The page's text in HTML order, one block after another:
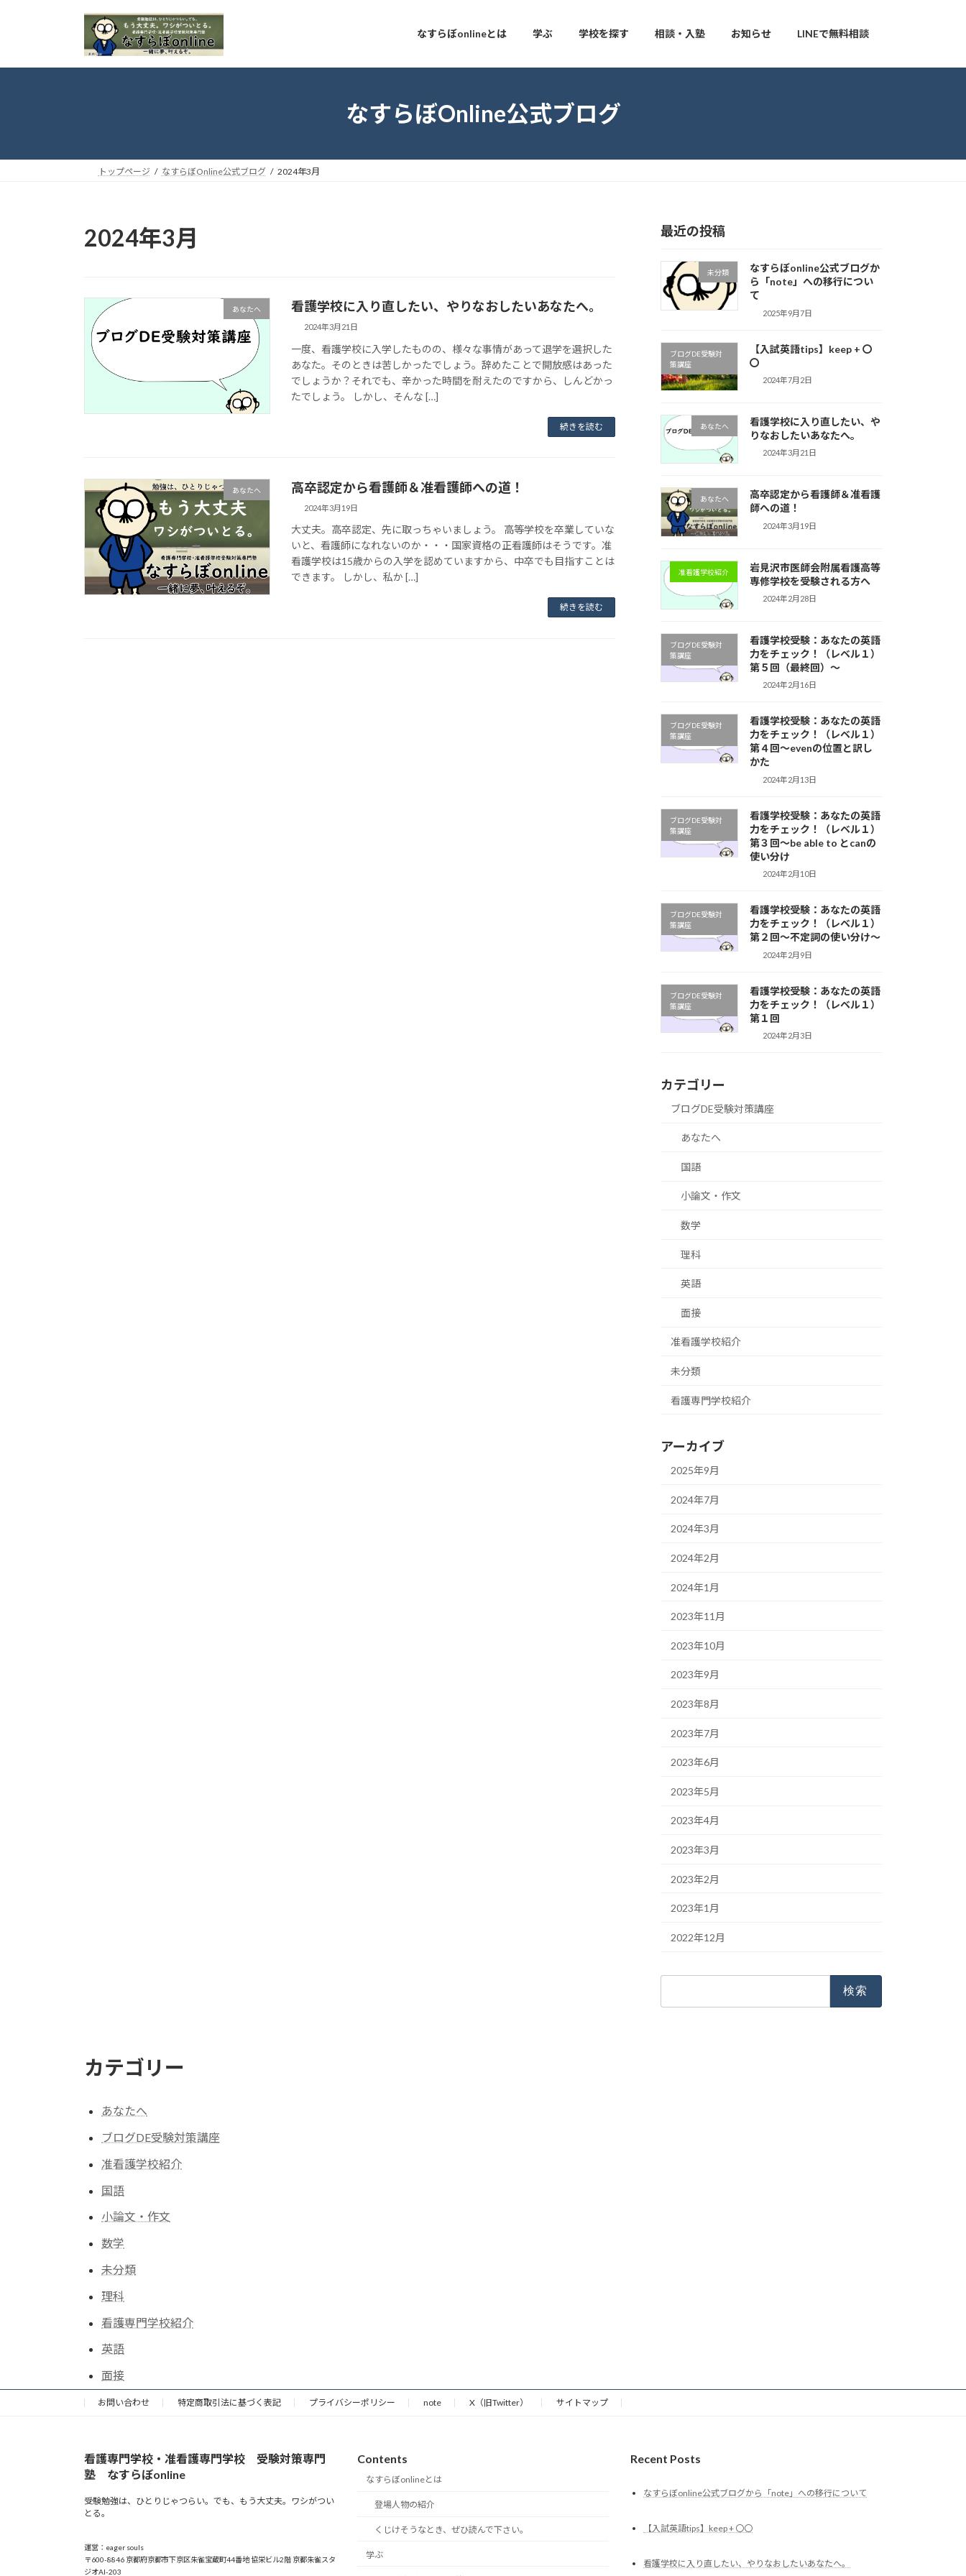
プ
動
なすらぼonlineとは 学ぶ 学校を探す 相談・入塾 お知らせ LINEで無料相談
なすらぼOnline公式ブログ
トップページ なすらぼOnline公式ブログ 2024年3月
2024年3月
あなたへ 看護学校に入り直したい、やりなおしたいあなたへ。
2024年3月21日
一度、看護学校に入学したものの、様々な事情があって退学を選択した
あなた。そのときは苦しかったでしょう。辞めたことで開放感はあった
でしょうか？それでも、辛かった時間を耐えたのですから、しんどかっ
たでしょう。 しかし、そんな […]
続きを読む
あなたへ 高卒認定から看護師＆准看護師への道！
2024年3月19日
大丈夫。高卒認定、先に取っちゃいましょう。 高等学校を卒業していな
いと、看護師になれないのか・・・国家資格の正看護師はそうです。准
看護学校は15歳からの入学を認めていますから、中卒でも目指すことは
できます。 しかし、私か […]
続きを読む
最近の投稿
未分類
なすらぼonline公式ブログか
ら「note」への移行につい
て
2025年9月7日
ブログDE受験対
策講座
【入試英語tips】keep + 〇
〇
2024年7月2日
あなたへ
看護学校に入り直したい、や
りなおしたいあなたへ。
2024年3月21日
あなたへ
高卒認定から看護師＆准看護
師への道！
2024年3月19日
准看護学校紹介
岩見沢市医師会附属看護高等
専修学校を受験される方へ
2024年2月28日
ブログDE受験対
策講座
看護学校受験：あなたの英語
力をチェック！（レベル１）
第５回（最終回）～
2024年2月16日
ブログDE受験対
策講座
看護学校受験：あなたの英語
力をチェック！（レベル１）
第４回～evenの位置と訳し
かた
2024年2月13日
ブログDE受験対
策講座
看護学校受験：あなたの英語
力をチェック！（レベル１）
第３回～be able to とcanの
使い分け
2024年2月10日
ブログDE受験対
策講座
看護学校受験：あなたの英語
力をチェック！（レベル１）
第２回～不定詞の使い分け〜
2024年2月9日
ブログDE受験対
策講座
看護学校受験：あなたの英語
力をチェック！（レベル１）
第１回
2024年2月3日
カテゴリー
ブログDE受験対策講座
あなたへ
国語
小論文・作文
数学
理科
英語
面接
准看護学校紹介
未分類
看護専門学校紹介
アーカイブ
2025年9月
2024年7月
2024年3月
2024年2月
2024年1月
2023年11月
2023年10月
2023年9月
2023年8月
2023年7月
2023年6月
2023年5月
2023年4月
2023年3月
2023年2月
2023年1月
2022年12月
カテゴリー
あなたへ
ブログDE受験対策講座
准看護学校紹介
国語
小論文・作文
数学
未分類
理科
看護専門学校紹介
英語
面接
お問い合わせ 特定商取引法に基づく表記 プライバシーポリシー note X（旧Twitter） サイトマップ
看護専門学校・准看護専門学校 受験対策専門
塾 なすらぼonline
受験勉強は、ひとりじゃつらい。でも、もう大丈夫。ワシがつい
とる。
運営：eager souls
〒600-8846 京都府京都市下京区朱雀宝蔵町44番地 協栄ビル2階 京都朱雀スタ
ジオAI-203
Contents
なすらぼonlineとは
登場人物の紹介
くじけそうなとき、ぜひ読んで下さい。
学ぶ
Recent Posts
なすらぼonline公式ブログから「note」への移行について
【入試英語tips】keep + 〇〇
看護学校に入り直したい、やりなおしたいあなたへ。